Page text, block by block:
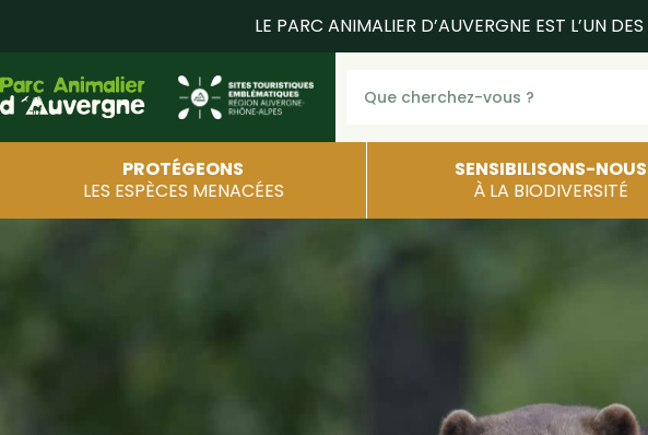
LE PARC ANIMALIER D’AUVERGNE EST L’UN DES
PROTÉGEONS
LES ESPÈCES MENACÉES
SENSIBILISONS-NOUS
À LA BIODIVERSITÉ